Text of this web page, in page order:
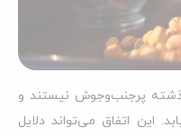
پرجنب‌وجوش نیستند و
این اتفاق می‌تواند دلایل